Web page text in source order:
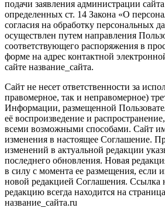
подачи заявления администрации
определенных ст. 14 Закона «О
согласия на обработку персональных
осуществлен путем направления
соответствующего распоряжения в
форме на адрес контактной
сайте название_сайта.
Сайт не несет ответственности за
правомерное, так и неправомерное)
Информации, размещенной
её воспроизведение и
всеми возможными способами. Сайт
изменения в настоящее Соглашение.
изменений в актуальной редакции
последнего обновления. Новая
в силу с момента ее размещения, если
новой редакцией Соглашения.
редакцию всегда находится на
название_сайта.ru